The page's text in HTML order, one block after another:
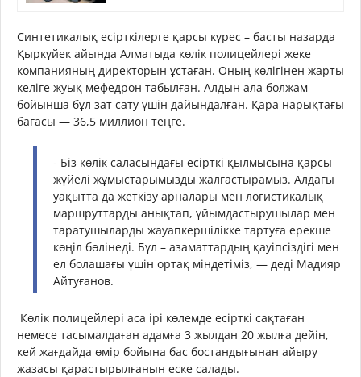
Синтетикалық есірткілерге қарсы күрес – басты назарда
Қыркүйек айында Алматыда көлік полицейлері жеке
компанияның директорын ұстаған. Оның көлігінен жарты
келіге жуық мефедрон табылған. Алдын ала болжам
бойынша бұл зат сату үшін дайындалған. Қара нарықтағы
бағасы — 36,5 миллион теңге.
- Біз көлік саласындағы есірткі қылмысына қарсы
жүйелі жұмыстарымызды жалғастырамыз. Алдағы
уақытта да жеткізу арналары мен логистикалық
маршруттарды анықтап, ұйымдастырушылар мен
таратушыларды жауапкершілікке тартуға ерекше
көңіл бөлінеді. Бұл – азаматтардың қауіпсіздігі мен
ел болашағы үшін ортақ міндетіміз, — деді Мадияр
Айтуғанов.
Көлік полицейлері аса ірі көлемде есірткі сақтаған
немесе тасымалдаған адамға 3 жылдан 20 жылға дейін,
кей жағдайда өмір бойына бас бостандығынан айыру
жазасы қарастырылғанын еске салады.